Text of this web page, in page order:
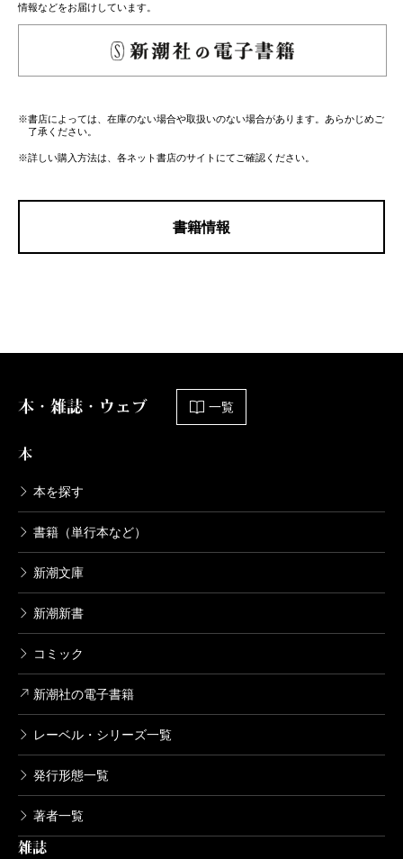
情報などをお届けしています。
※書店によっては、在庫のない場合や取扱いのない場合があります。あらかじめご
了承ください。
※詳しい購入方法は、各ネット書店のサイトにてご確認ください。
書籍情報
本・雑誌・ウェブ 一覧
本
本を探す
書籍（単行本など）
新潮文庫
新潮新書
コミック
新潮社の電子書籍
レーベル・シリーズ一覧
発行形態一覧
著者一覧
雑誌